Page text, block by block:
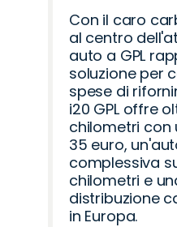
Con il caro
al centro
auto a GPL
soluzione per
spese di
i20 GPL offre
chilometri con
35 euro,
complessiva
chilometri e
distribuzione
in Europa.